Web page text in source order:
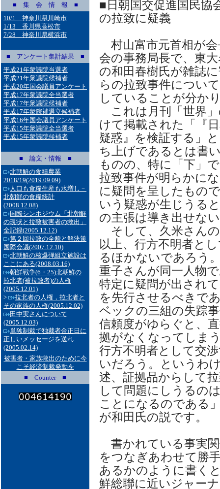
■ 集 会 情 報 ■
10/1 神奈川県川崎市
1/13 香川県高松市
7/28 神奈川県横浜市
■ アンケート集計結果 ■
平成21年衆議院当選者
平成21年衆議院候補者
平成20年国会議員アンケート
平成17年衆議院全当選者
平成17年衆議院候補者
平成17年衆院補選立候補者
平成16年国会議員アンケート
平成15年衆議院全当選者
平成15年衆議院候補者
■ 論文・情報 ■
北朝鮮の食糧農業
2018/19(2019.09.09)
人口も食糧生産も水増し－
北朝鮮の食糧統計
(2008.12.08)
国際シンポジウム「北朝鮮
の現状と拉致被害者の救出」
全記録(2005.12.12)
第２回拉致の全貌と解決策
国際会議(2007.12.10)
北朝鮮の核爆弾組立施設は
ここにある(2008.03.16)
朝鮮戦争(6・25)北朝鮮の
拉北者(被拉致者)の人権
(2005.12.01)
>
拉北者の人権，拉北者と
その家族の人権(2005.12.02)
田中実さんについて
(2005.12.03)
単独制裁で独裁者金正日に
正しいメッセージを送れ
(2005.02.14)
被害者・家族救出のために今
こそ経済制裁発動を
■ Counter ■
■日朝国交促進国民協
の拉致に疑義
村山富市元首相が会
会の事務局長で、東
の和田春樹氏が雑誌
らの拉致事件につい
していることが分か
これは月刊「世界
けて掲載された「『
疑惑』を検証する」
ち上げであるとは書
ものの、特に「下」
拉致事件が明らかに
に疑問を呈したもの
いう疑惑が生じうる
の主張は導き出せな
そして、久米さん
以上、行方不明者と
るほかないであろう
重子さんが同一人物
特定に疑問が出され
を先行させるべきで
ベックの三組の失踪
信頼度がゆらぐと、
拠がなくなってしま
行方不明者として交
いだろう。というわ
述、証拠品からして
して問題にしうるの
ことになるのである
が和田氏の説です。
書かれている事実
をつなぎあわせて勝
あるかのように書く
鮮総聯に近いジャー